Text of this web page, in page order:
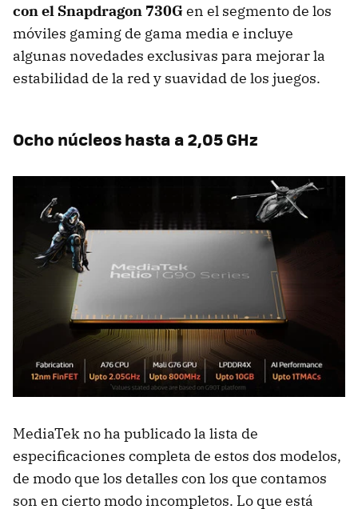
con el Snapdragon 730Gen el segmento de los
móviles gaming de gama media e incluye
algunas novedades exclusivas para mejorar la
estabilidad de la red y suavidad de los juegos.
Ocho núcleos hasta a 2,05 GHz
MediaTek no ha publicado la lista de
especificaciones completa de estos dos modelos,
de modo que los detalles con los que contamos
son en cierto modo incompletos. Lo que está